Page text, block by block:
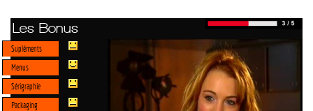
Les Bonus
Supléments
Menus
Sérigraphie
Packaging